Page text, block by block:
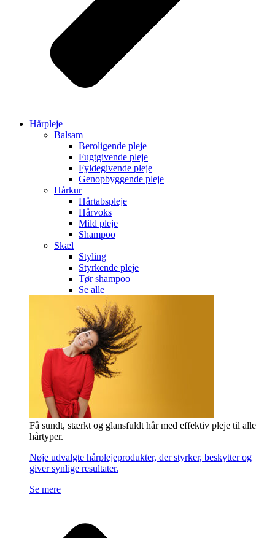
Hårpleje
Balsam
Beroligende pleje
Fugtgivende pleje
Fyldegivende pleje
Genopbyggende pleje
Hårkur
Hårtabspleje
Hårvoks
Mild pleje
Shampoo
Skæl
Styling
Styrkende pleje
Tør shampoo
Se alle
Få sundt, stærkt og glansfuldt hår med effektiv pleje til alle
hårtyper.
Nøje udvalgte hårplejeprodukter, der styrker, beskytter og
giver synlige resultater.
Se mere